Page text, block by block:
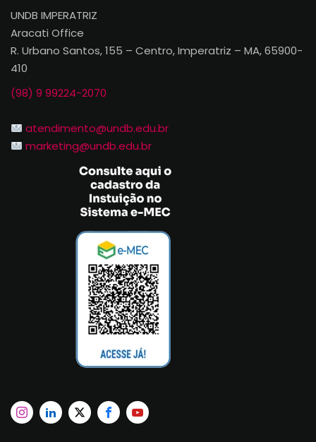
UNDB IMPERATRIZ
Aracati Office
R. Urbano Santos, 155 – Centro, Imperatriz – MA, 65900-
410
(98) 9 99224-2070
atendimento@undb.edu.br
marketing@undb.edu.br